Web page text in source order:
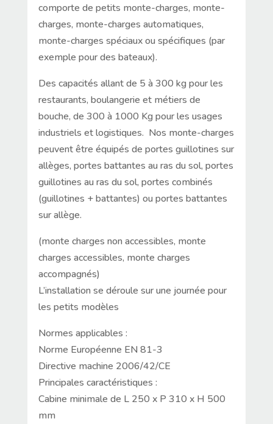
comporte de petits monte-charges, monte-
charges, monte-charges automatiques,
monte-charges spéciaux ou spécifiques (par
exemple pour des bateaux).
Des capacités allant de 5 à 300 kg pour les
restaurants, boulangerie et métiers de
bouche, de 300 à 1000 Kg pour les usages
industriels et logistiques. Nos monte-charges
peuvent être équipés de portes guillotines sur
allèges, portes battantes au ras du sol, portes
guillotines au ras du sol, portes combinés
(guillotines + battantes) ou portes battantes
sur allège.
(monte charges non accessibles, monte
charges accessibles, monte charges
accompagnés)
L’installation se déroule sur une journée pour
les petits modèles
Normes applicables :
Norme Européenne EN 81-3
Directive machine 2006/42/CE
Principales caractéristiques :
Cabine minimale de L 250 x P 310 x H 500
mm